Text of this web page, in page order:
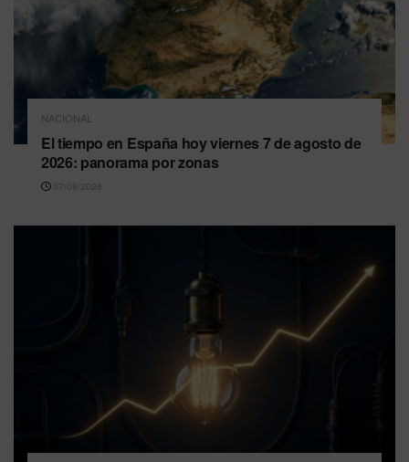
NACIONAL
El tiempo en España hoy viernes 7 de agosto de
2026: panorama por zonas
07/08/2026